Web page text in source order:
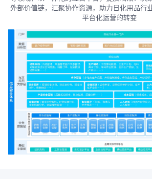
外部价值链，汇聚协作资源，助力日化用品行
平台化运营的转变